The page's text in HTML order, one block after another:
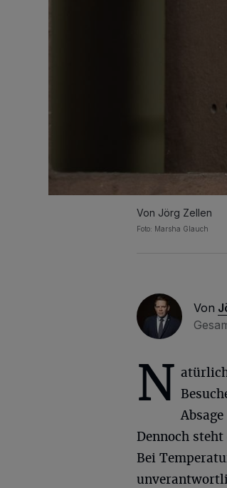
Von Jörg Zellen
Foto: Marsha Glauch
Von
N
Dennoch
Bei